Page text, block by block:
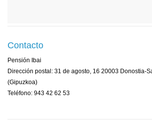
Contacto
Pensión Ibai
Dirección postal: 31 de agosto, 16 20003 Donostia-
(Gipuzkoa)
Teléfono: 943 42 62 53